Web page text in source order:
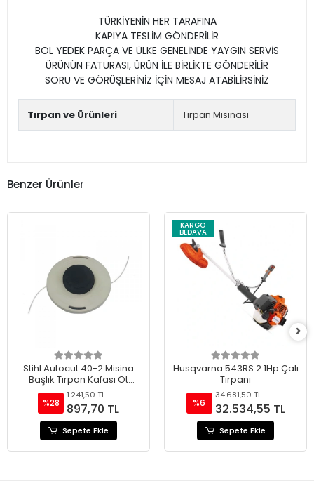
TÜRKİYENİN HER TARAFINA
KAPIYA TESLİM GÖNDERİLİR
BOL YEDEK PARÇA VE ÜLKE GENELİNDE YAYGIN SERVİS
ÜRÜNÜN FATURASI, ÜRÜN İLE BİRLİKTE GÖNDERİLİR
SORU VE GÖRÜŞLERİNİZ İÇİN MESAJ ATABİLİRSİNİZ
Tırpan ve Ürünleri Tırpan Misinası
Benzer Ürünler
Stihl Autocut 40-2 Misina
Başlık Tırpan Kafası Ot
Motoru
%28
1.241,50 TL
897,70 TL
Sepete Ekle
KARGO
BEDAVA
Husqvarna 543RS 2.1Hp Çalı
Tırpanı
%6
34.681,50 TL
32.534,55 TL
Sepete Ekle